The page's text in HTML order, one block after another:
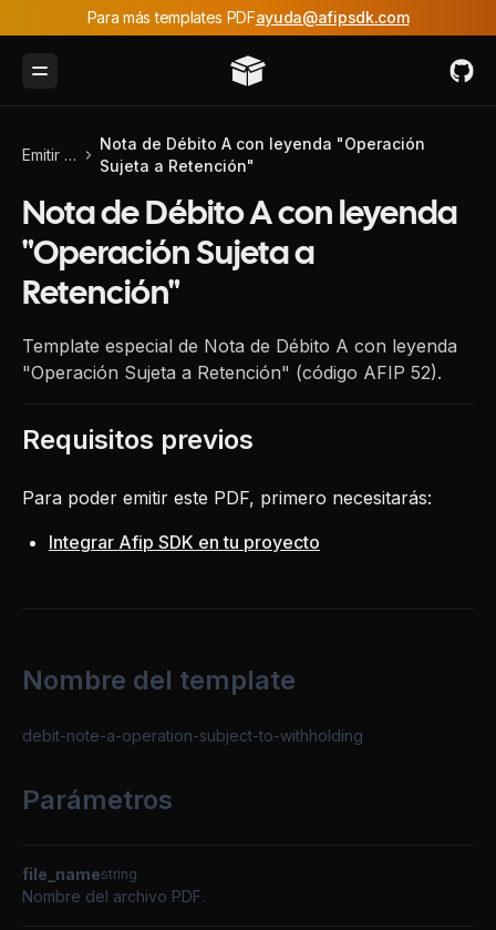
Para más templates PDFayuda@afipsdk.com
Toggle Menu
Emitir PDF
Nota de Débito A con leyenda "Operación
Sujeta a Retención"
Nota de Débito A con leyenda
"Operación Sujeta a
Retención"
Template especial de Nota de Débito A con leyenda
"Operación Sujeta a Retención" (código AFIP 52).
Requisitos previos
Para poder emitir este PDF, primero necesitarás:
Integrar Afip SDK en tu proyecto
Nombre del template
debit-note-a-operation-subject-to-withholding
Parámetros
file_namestring
Nombre del archivo PDF.